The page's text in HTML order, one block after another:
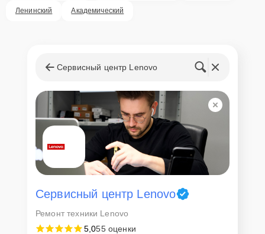
Ленинский Академический
Сервисный центр Lenovo
Сервисный центр Lenovo
Ремонт техники Lenovo
5,055 оценки